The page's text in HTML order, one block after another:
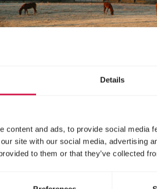
Details
content and ads, to provide social media
site with our social media, advertising
to them or that they’ve collected
Partagez cet